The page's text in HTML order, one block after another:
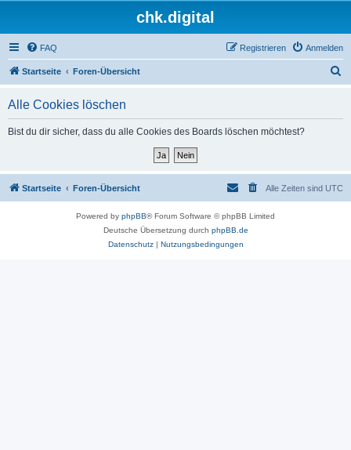
chk.digital
FAQ Anmelden
Registrieren
Startseite Foren-Übersicht
Alle Cookies löschen
Bist du dir sicher, dass du alle Cookies des Boards löschen möchtest?
Startseite Foren-Übersicht Alle Zeiten sind UTC
Powered by phpBB® Forum Software © phpBB Limited
Deutsche Übersetzung durch phpBB.de
Datenschutz| Nutzungsbedingungen